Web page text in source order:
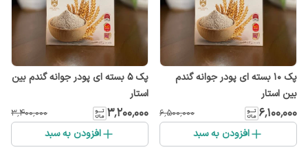
پک 10 بسته ای پودر جوانه گندم
بین استار
۶٬۱۰۰٬۰۰۰ ۶٬۵۰۰٬۰۰۰
افزودن به سبد
پک ۵ بسته ای پودر جوانه گندم بین
استار
۳٬۲۰۰٬۰۰۰ ۳٬۴۰۰٬۰۰۰
افزودن به سبد